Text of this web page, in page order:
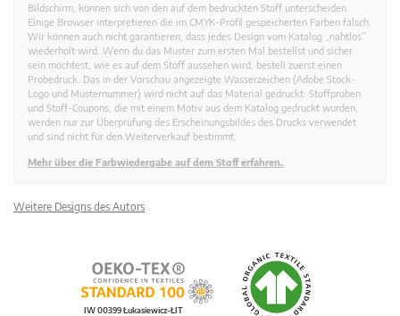
Bildschirm, können sich von den auf dem bedruckten Stoff unterscheiden.
Einige Browser interpretieren die im CMYK-Profil gespeicherten Farben falsch.
Wir können auch nicht garantieren, dass jedes Design vom Katalog „nahtlos”
wiederholt wird. Wenn du das Muster zum ersten Mal bestellst und sicher
sein möchtest, wie es auf dem Stoff aussehen wird, bestell zuerst einen
Probedruck. Das in der Vorschau angezeigte Wasserzeichen (Adobe Stock-
Logo und Musternummer) wird nicht auf das Material gedruckt. Stoffproben
und Stoff-Coupons, die mit einem Motiv aus dem Katalog gedruckt wurden,
werden nur zur Überprüfung des Erscheinungsbildes des Drucks verwendet
und sind nicht für den Weiterverkauf bestimmt.
Mehr über die Farbwiedergabe auf dem Stoff erfahren.
Weitere Designs des Autors
IW 00399 Łukasiewicz-ŁIT